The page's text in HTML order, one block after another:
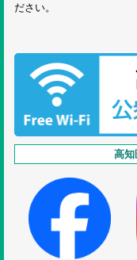
ださい。
高知